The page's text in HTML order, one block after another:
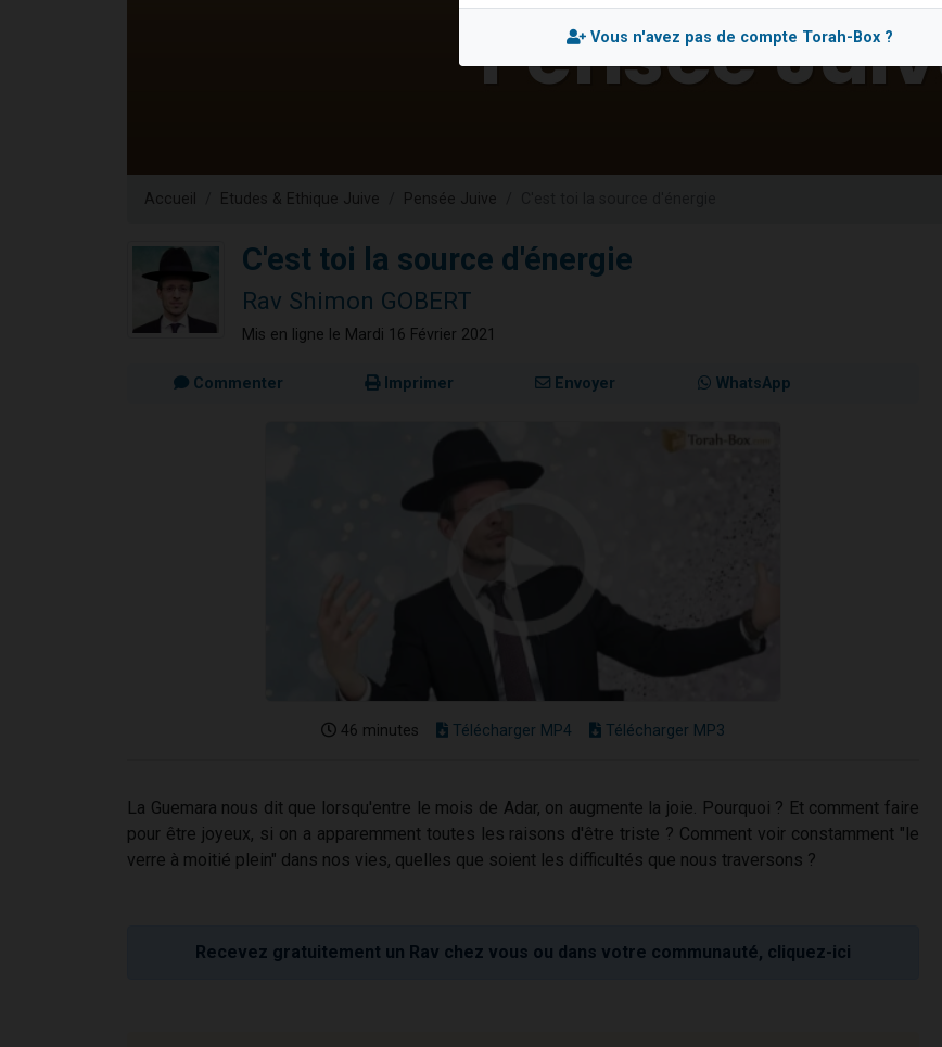
Ariel vient de donner son Maasser
Accueil Etudes & Ethique Juive Pensée Juive
C'est toi la source d'énergie
Rav Shimon GOBERT
Mis en ligne le Mardi 16 Février 2021
Commenter Imprimer Envoyer WhatsApp
46 minutes Télécharger MP4 Télécharger MP3
La Guemara nous dit que lorsqu'entre le mois de Adar, on augmente la joie. Pourquoi ? Et comment faire
pour être joyeux, si on a apparemment toutes les raisons d'être triste ? Comment voir constamment "le
verre à moitié plein" dans nos vies, quelles que soient les difficultés que nous traversons ?
Recevez gratuitement un Rav chez vous ou dans votre communauté, cliquez-ici
Vous n'avez pas de compte Torah-Box ?